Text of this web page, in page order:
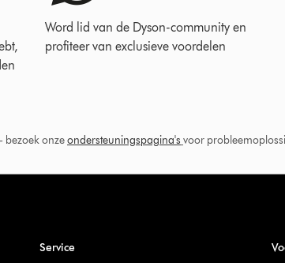
Word lid van de Dyson-community en
profiteer van exclusieve voordelen
bezoek onzeondersteuningspagina's voor
Service